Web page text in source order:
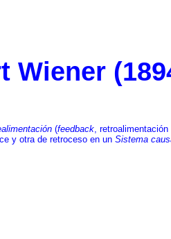
Wiener
(feedback,
y otra de retroceso en un Sistema